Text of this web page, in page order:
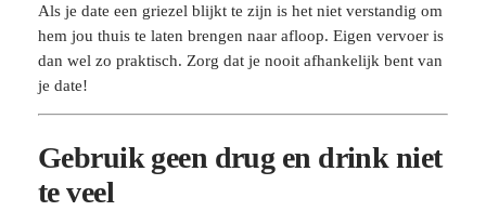
Als je date een griezel blijkt te zijn is het niet verstandig om
hem jou thuis te laten brengen naar afloop. Eigen vervoer is
dan wel zo praktisch. Zorg dat je nooit afhankelijk bent van
je date!
Gebruik geen drug en drink niet
te veel